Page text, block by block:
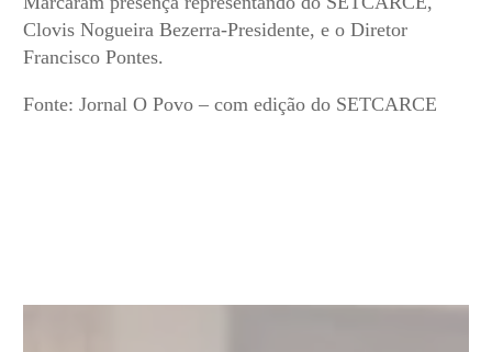
Clovis Nogueira Bezerra-Presidente, e o Diretor
Francisco Pontes.
Fonte: Jornal O Povo – com edição do SETCARCE